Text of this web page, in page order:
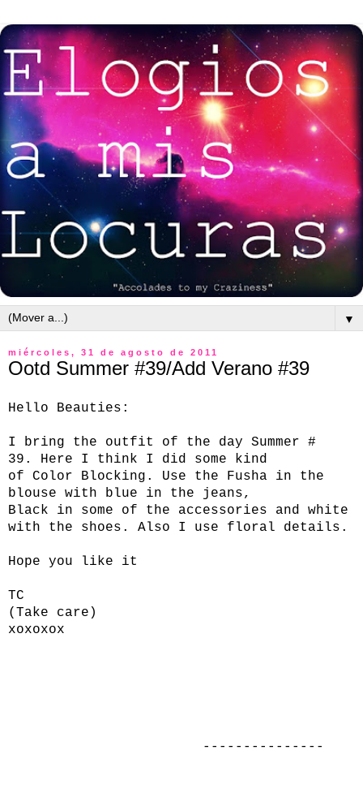
▼
miércoles, 31 de agosto de 2011
Ootd Summer #39/Add Verano #39
Hello Beauties :
I bring the outfit of the day Summer
#
39.
Here I think I did some kind
of
Color Blocking. Use the Fusha
in the
blouse
with blue in the jeans,
Black
in some of the accessories
and white
with the shoes. Also I use floral details.
Hope you like it
TC
( Take care )
xoxoxox
---------------